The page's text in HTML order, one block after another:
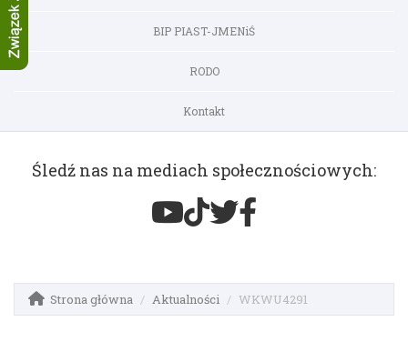
BIP PIAST-JMENiŚ
RODO
Kontakt
Śledź nas na mediach społecznościowych:
Strona główna Aktualności WKWU4291